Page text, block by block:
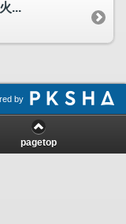
...
by
pagetop